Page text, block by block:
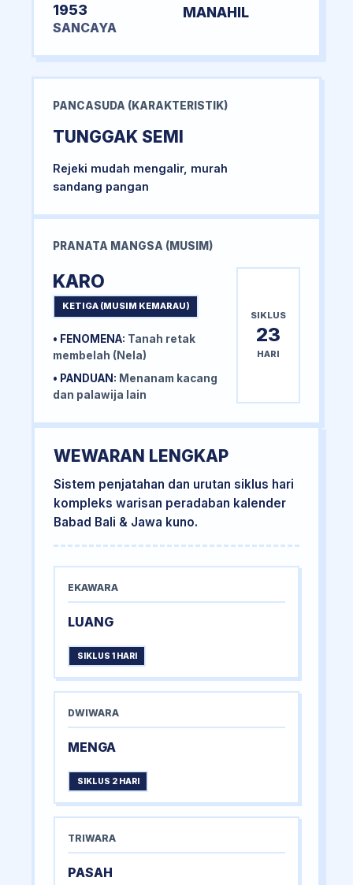
1953
SANCAYA
MANAHIL
PANCASUDA (KARAKTERISTIK)
TUNGGAK SEMI
Rejeki mudah mengalir, murah
sandang pangan
PRANATA MANGSA (MUSIM)
KARO
KETIGA (MUSIM KEMARAU)
• FENOMENA: Tanah retak
membelah (Nela)
• PANDUAN: Menanam kacang
dan palawija lain
SIKLUS
23
HARI
WEWARAN LENGKAP
Sistem penjatahan dan urutan siklus hari
kompleks warisan peradaban kalender
Babad Bali & Jawa kuno.
EKAWARA
LUANG
SIKLUS 1 HARI
DWIWARA
MENGA
SIKLUS 2 HARI
TRIWARA
PASAH